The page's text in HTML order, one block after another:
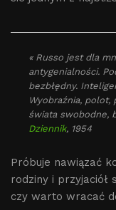
« Russo jest dla
antygenialności.
bezbłędny.
Wyobraźnia, polot,
świata swobodne,
Dziennik, 1954
Próbuje nawiązać
rodziny i przyjaciół
czy warto wracać